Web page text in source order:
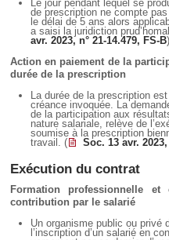
Le jour pendant lequel se
de prescription ne compte
le délai de 5 ans alors
a saisi la juridiction
avr. 2023, n° 21-14.479, FS-B)
Action en paiement de la
durée de la prescription
La durée de la prescription
créance invoquée. La
de la participation aux
nature salariale, relève de
soumise à la prescription
travail. (
Soc. 13 avr.
Exécution du contrat
Formation professionnelle
contribution par le salarié
Un organisme public ou privé
l’inscription d’un salarié en